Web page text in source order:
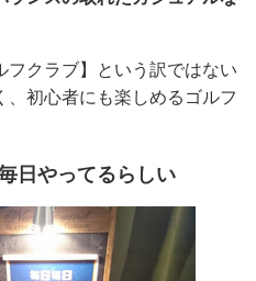
フクラブ】という訳ではない
、初心者にも楽しめるゴルフ
日やってるらしい